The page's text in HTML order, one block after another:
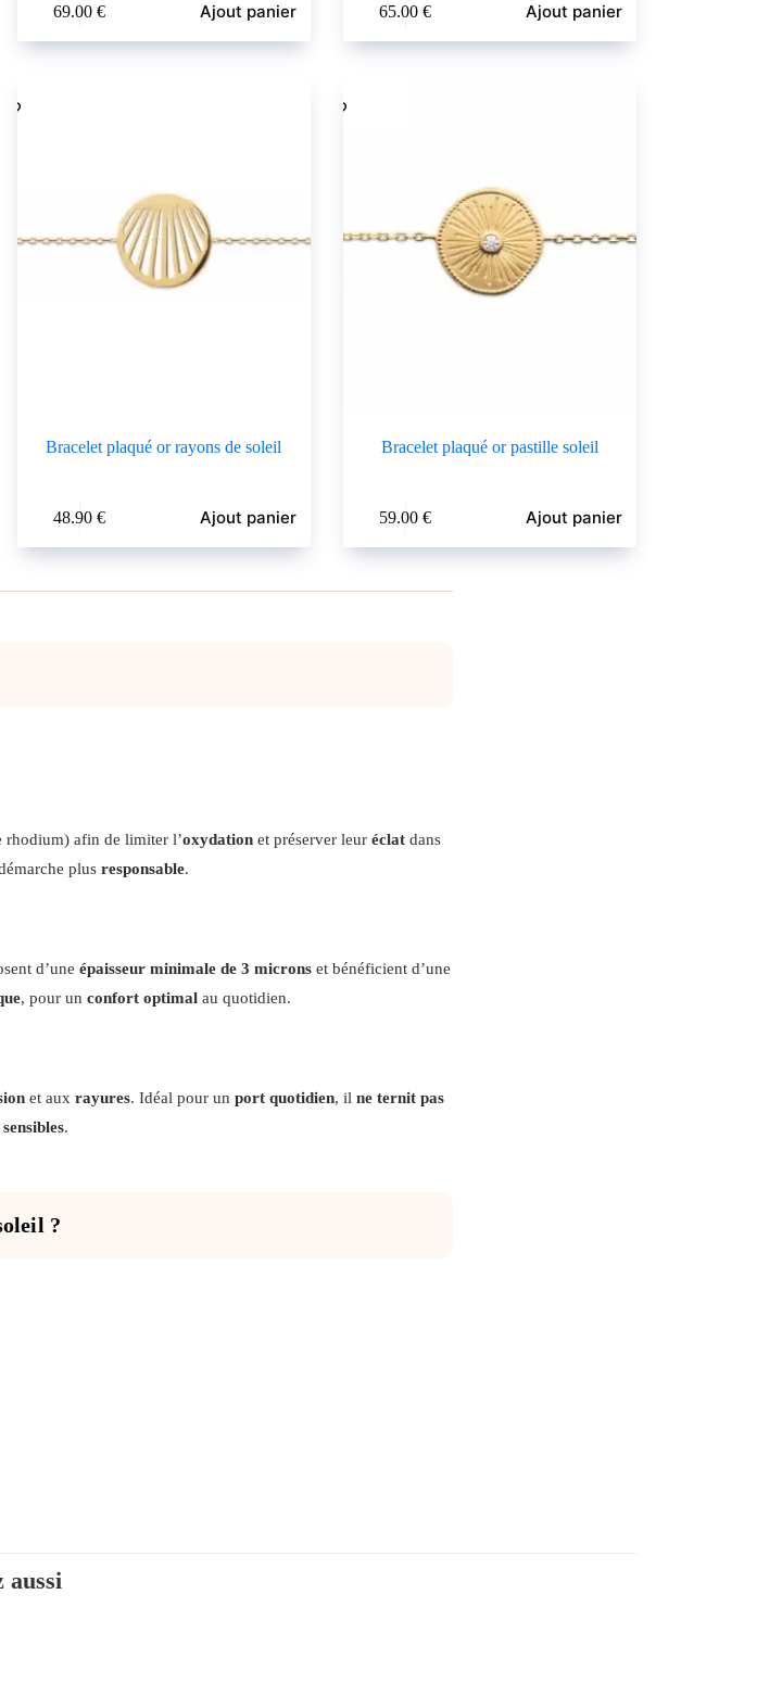
69.00€ Ajout panier 65.00€ Ajout panier
Bracelet plaqué or rayons de soleil
48.90€ Ajout panier
Bracelet plaqué or pastille soleil
59.00€ Ajout panier
rhodium) afin de limiter l’oxydationet préserver leur éclatdans
plus responsable.
d’une épaisseur minimale de 3 micronset bénéficient d’une
, pour un confort optimalau quotidien.
et aux rayures. Idéal pour un port quotidien, il ne ternit pas
.
?
aussi